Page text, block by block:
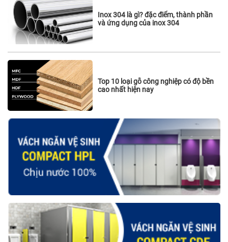
Inox 304 là gì? đặc điểm, thành phần
và ứng dụng của inox 304
Top 10 loại gỗ công nghiệp có độ bền
cao nhất hiện nay